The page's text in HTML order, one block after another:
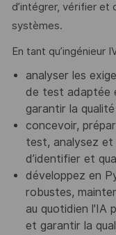
d’intégrer, vérifier
systèmes.
En tant qu’ingénieur
analyser les
de test adaptée
garantir la
concevoir,
test, analysez
d’identifier et
développez en
robustes,
au quotidien l'IA
et garantir la